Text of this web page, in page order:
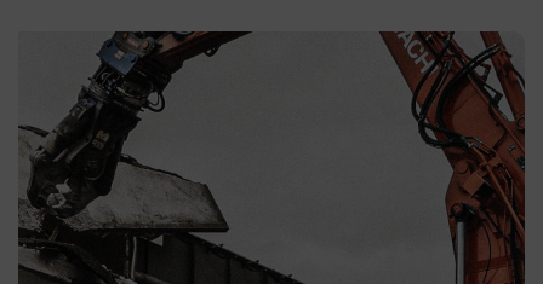
aktiv. Abbruch und Entkernung von Wohn- und
Industrieanlagen sowie Erdarbeiten in der Region
Mitteldeutschland komplettieren das Portfolio. „Um
uns im Bereich Abbruch noch breiter aufzustellen,
waren wir auf […]